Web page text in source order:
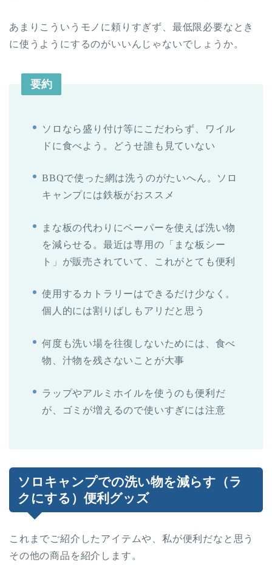
あまりこういうモノに頼りすぎず、最低限必要なとき
に使うようにするのがいいんじゃないでしょうか。
要約
ソロなら盛り付け等にこだわらず、ワイル
ドに食べよう。どうせ誰も見ていない
BBQで使った網は洗うのがたいへん。ソロ
キャンプには鉄板がおススメ
まな板の代わりにペーパーを使えば洗い物
を減らせる。最近は専用の「まな板シー
ト」が販売されていて、これがとても便利
使用するカトラリーはできるだけ少なく。
個人的には割りばしもアリだと思う
何度も洗い場を往復しないためには、食べ
物、汁物を残さないことが大事
ラップやアルミホイルを使うのも便利だ
が、ゴミが増えるので使いすぎには注意
ソロキャンプでの洗い物を減らす（ラ
クにする）便利グッズ
これまでご紹介したアイテムや、私が便利だなと思う
その他の商品を紹介します。